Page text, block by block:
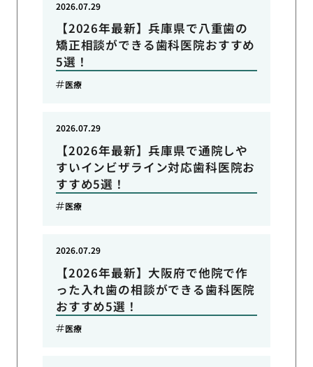
【2026年最新】兵庫県で八重歯の
矯正相談ができる歯科医院おすすめ
5選！
2026.07.29
医療
【2026年最新】兵庫県で通院しや
すいインビザライン対応歯科医院お
すすめ5選！
2026.07.29
医療
【2026年最新】大阪府で他院で作
った入れ歯の相談ができる歯科医院
おすすめ5選！
2026.07.29
医療